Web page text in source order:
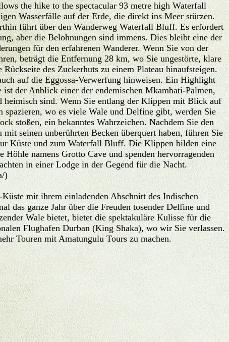
the hike to the spectacular 93 metre high Waterfall
Wasserfälle auf der Erde, die direkt ins Meer stürzen.
führt über den Wanderweg Waterfall Bluff. Es erfordert
aber die Belohnungen sind immens. Dies bleibt eine der
für den erfahrenen Wanderer. Wenn Sie von der
beträgt die Entfernung 28 km, wo Sie ungestörte, klare
Rückseite des Zuckerhuts zu einem Plateau hinaufsteigen.
auf die Eggossa-Verwerfung hinweisen. Ein Highlight
ist der Anblick einer der endemischen Mkambati-Palmen,
heimisch sind. Wenn Sie entlang der Klippen mit Blick auf
spazieren, wo es viele Wale und Delfine gibt, werden Sie
stoßen, ein bekanntes Wahrzeichen. Nachdem Sie den
seinen unberührten Becken überquert haben, führen Sie
Küste und zum Waterfall Bluff. Die Klippen bilden eine
Höhle namens Grotto Cave und spenden hervorragenden
in einer Lodge in der Gegend für die Nacht.
)
mit ihrem einladenden Abschnitt des Indischen
das ganze Jahr über die Freuden tosender Delfine und
Wale bietet, bietet die spektakuläre Kulisse für die
Flughafen Durban (King Shaka), wo wir Sie verlassen.
Touren mit Amatungulu Tours zu machen.